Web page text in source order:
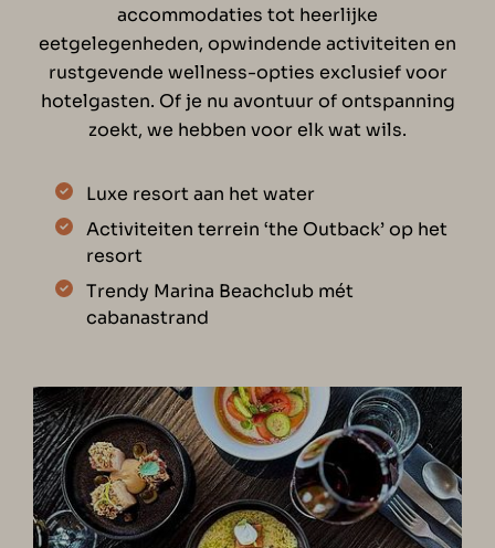
accommodaties tot heerlijke
eetgelegenheden, opwindende activiteiten en
rustgevende wellness-opties exclusief voor
hotelgasten. Of je nu avontuur of ontspanning
zoekt, we hebben voor elk wat wils.
Luxe resort aan het water
Activiteiten terrein ‘the Outback’ op het
resort
Trendy Marina Beachclub mét
cabanastrand